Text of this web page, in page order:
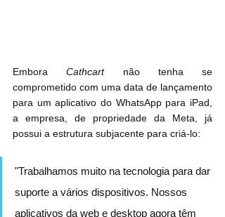
Embora Cathcart não tenha se
comprometido com uma data de lançamento
para um aplicativo do WhatsApp para ‌iPad‌,
a empresa, de propriedade da Meta, já
possui a estrutura subjacente para criá-lo:
"Trabalhamos muito na tecnologia para dar
suporte a vários dispositivos. Nossos
aplicativos da web e desktop agora têm